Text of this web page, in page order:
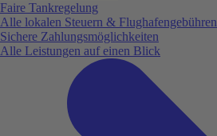
Faire Tankregelung
Alle lokalen Steuern & Flughafengebühren
Sichere Zahlungsmöglichkeiten
Alle Leistungen auf einen Blick